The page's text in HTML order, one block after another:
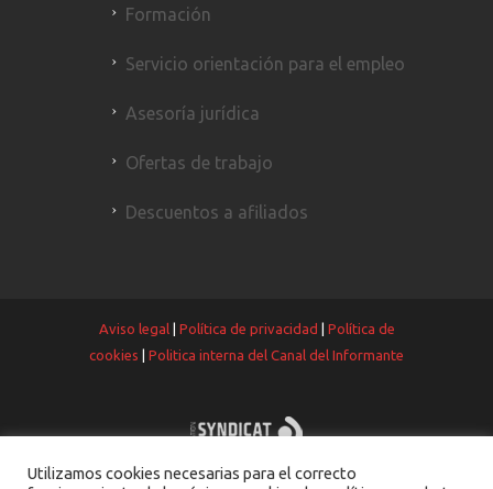
Formación
Servicio orientación para el empleo
Asesoría jurídica
Ofertas de trabajo
Descuentos a afiliados
Aviso legal| Política de privacidad
Política de
cookies
Politica interna del Canal del Informante
Utilizamos cookies necesarias para el correcto